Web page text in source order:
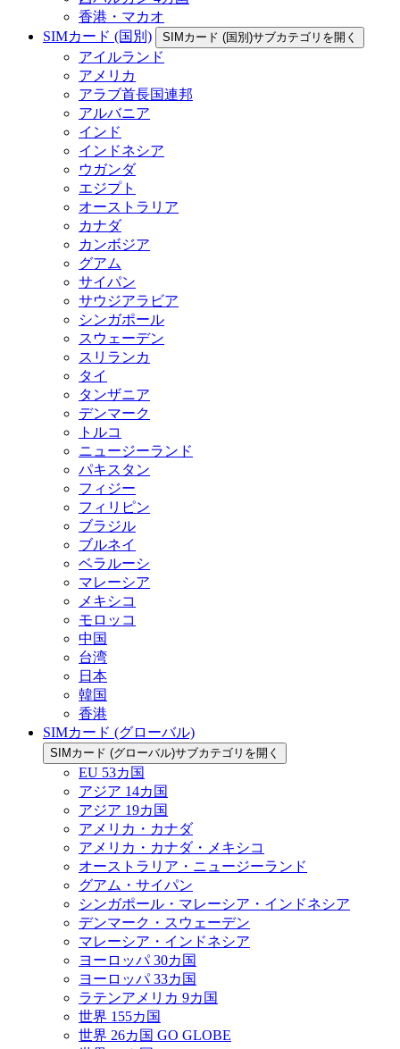
香港・マカオ
SIMカード (国別)
SIMカード (国別)サブカテゴリを開く
アイルランド
アメリカ
アラブ首長国連邦
アルバニア
インド
インドネシア
ウガンダ
エジプト
オーストラリア
カナダ
カンボジア
グアム
サイパン
サウジアラビア
シンガポール
スウェーデン
スリランカ
タイ
タンザニア
デンマーク
トルコ
ニュージーランド
パキスタン
フィジー
フィリピン
ブラジル
ブルネイ
ベラルーシ
マレーシア
メキシコ
モロッコ
中国
台湾
日本
韓国
香港
SIMカード (グローバル)
SIMカード (グローバル)サブカテゴリを開く
EU 53カ国
アジア 14カ国
アジア 19カ国
アメリカ・カナダ
アメリカ・カナダ・メキシコ
オーストラリア・ニュージーランド
グアム・サイパン
シンガポール・マレーシア・インドネシア
デンマーク・スウェーデン
マレーシア・インドネシア
ヨーロッパ 30カ国
ヨーロッパ 33カ国
ラテンアメリカ 9カ国
世界 155カ国
世界 26カ国 GO GLOBE